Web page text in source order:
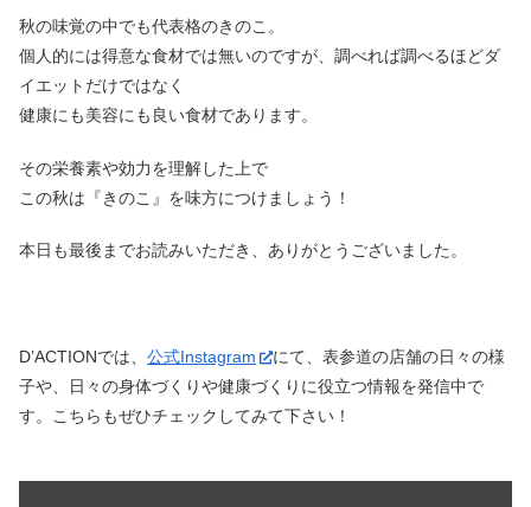
秋の味覚の中でも代表格のきのこ。
個人的には得意な食材では無いのですが、調べれば調べるほどダ
イエットだけではなく
健康にも美容にも良い食材であります。
その栄養素や効力を理解した上で
この秋は『きのこ』を味方につけましょう！
本日も最後までお読みいただき、ありがとうございました。
D’ACTIONでは、 公式Instagram
にて、表参道の店舗の日々の様
子や、日々の身体づくりや健康づくりに役立つ情報を発信中で
す。こちらもぜひチェックしてみて下さい！